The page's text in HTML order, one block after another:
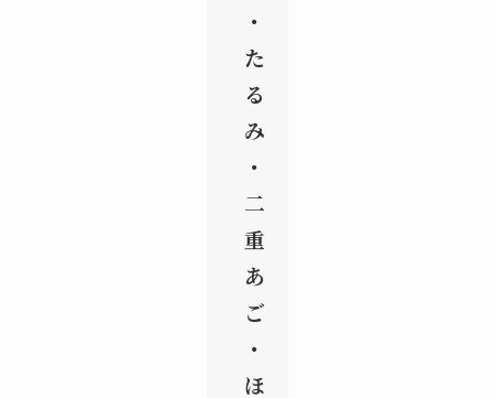
・
た
る
み
・
二
重
あ
ご
・
ほ